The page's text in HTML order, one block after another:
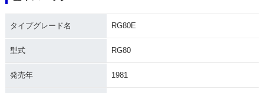
タイプグレード名 RG80E
型式 RG80
発売年 1981